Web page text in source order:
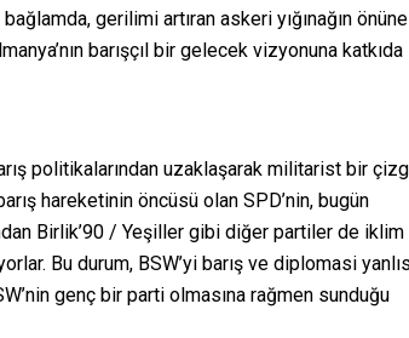
gerilimi artıran askeri yığınağın önüne
barışçıl bir gelecek vizyonuna katkıda
politikalarından uzaklaşarak militarist bir
hareketinin öncüsü olan SPD’nin, bugün
Birlik’90 / Yeşiller gibi diğer partiler de iklim
Bu durum, BSW’yi barış ve diplomasi
genç bir parti olmasına rağmen sunduğu